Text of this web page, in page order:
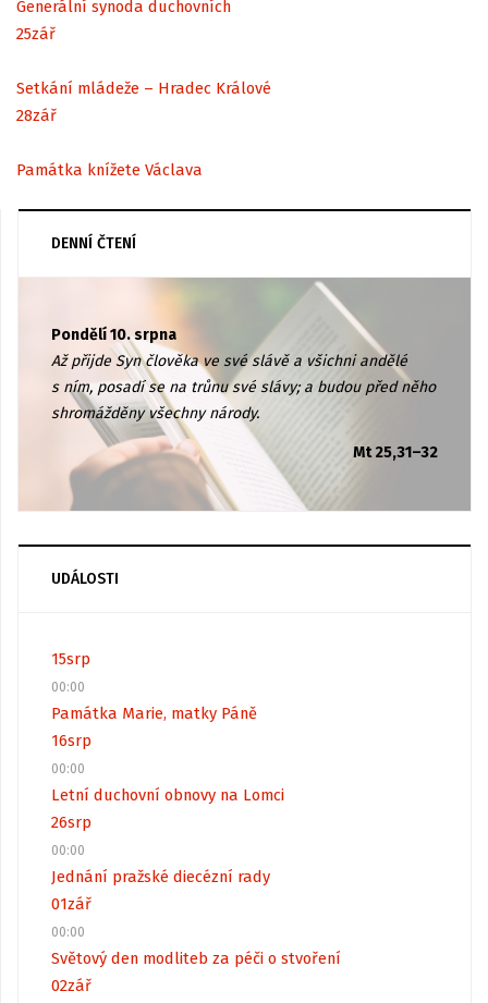
Generální synoda duchovních
25zář
Setkání mládeže – Hradec Králové
28zář
Památka knížete Václava
DENNÍ ČTENÍ
Pondělí 10. srpna
Až přijde Syn člověka ve své slávě a všichni andělé
s ním, posadí se na trůnu své slávy; a budou před něho
shromážděny všechny národy.
Mt 25,31–32
UDÁLOSTI
15srp
00:00
Památka Marie, matky Páně
16srp
00:00
Letní duchovní obnovy na Lomci
26srp
00:00
Jednání pražské diecézní rady
01zář
00:00
Světový den modliteb za péči o stvoření
02zář